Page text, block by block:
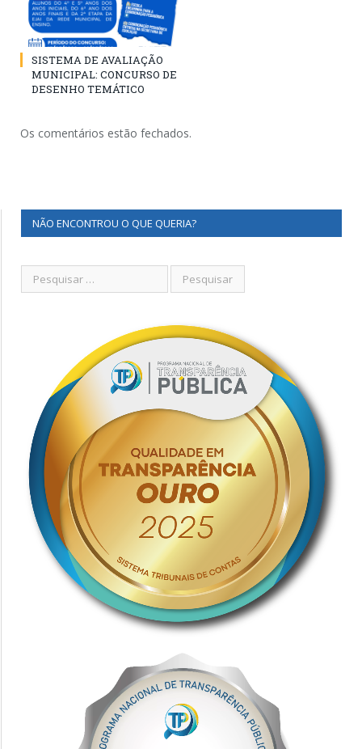
SISTEMA DE AVALIAÇÃO
MUNICIPAL: CONCURSO DE
DESENHO TEMÁTICO
Os comentários estão fechados.
NÃO ENCONTROU O QUE QUERIA?